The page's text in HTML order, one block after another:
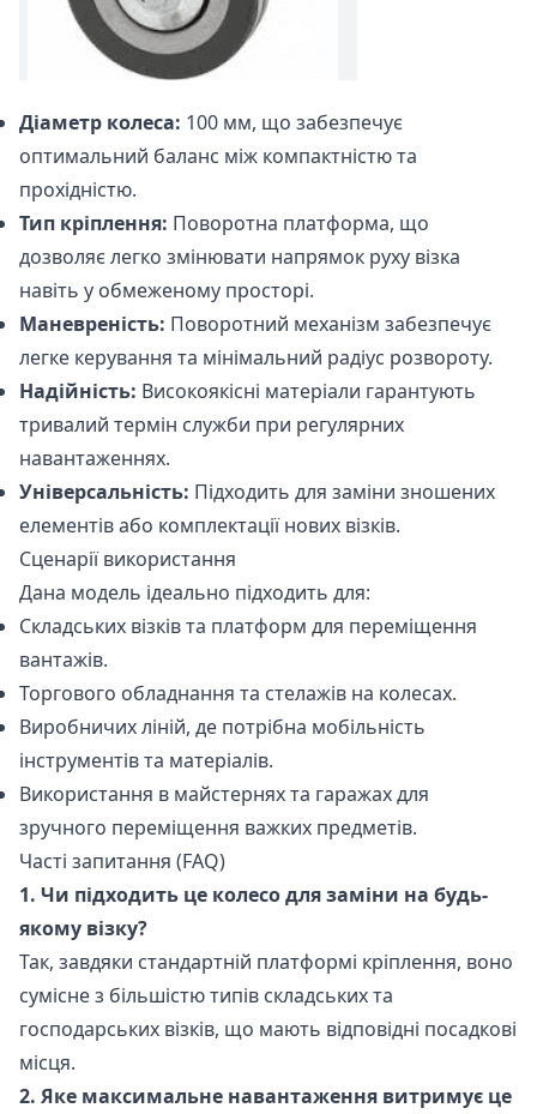
Діаметр колеса: 100 мм, що забезпечує
оптимальний баланс між компактністю та
прохідністю.
Тип кріплення: Поворотна платформа, що
дозволяє легко змінювати напрямок руху візка
навіть у обмеженому просторі.
Маневреність: Поворотний механізм забезпечує
легке керування та мінімальний радіус розвороту.
Надійність: Високоякісні матеріали гарантують
тривалий термін служби при регулярних
навантаженнях.
Універсальність: Підходить для заміни зношених
елементів або комплектації нових візків.
Сценарії використання
Дана модель ідеально підходить для:
Складських візків та платформ для переміщення
вантажів.
Торгового обладнання та стелажів на колесах.
Виробничих ліній, де потрібна мобільність
інструментів та матеріалів.
Використання в майстернях та гаражах для
зручного переміщення важких предметів.
Часті запитання (FAQ)
1. Чи підходить це колесо для заміни на будь-
якому візку?
Так, завдяки стандартній платформі кріплення, воно
сумісне з більшістю типів складських та
господарських візків, що мають відповідні посадкові
місця.
2. Яке максимальне навантаження витримує це